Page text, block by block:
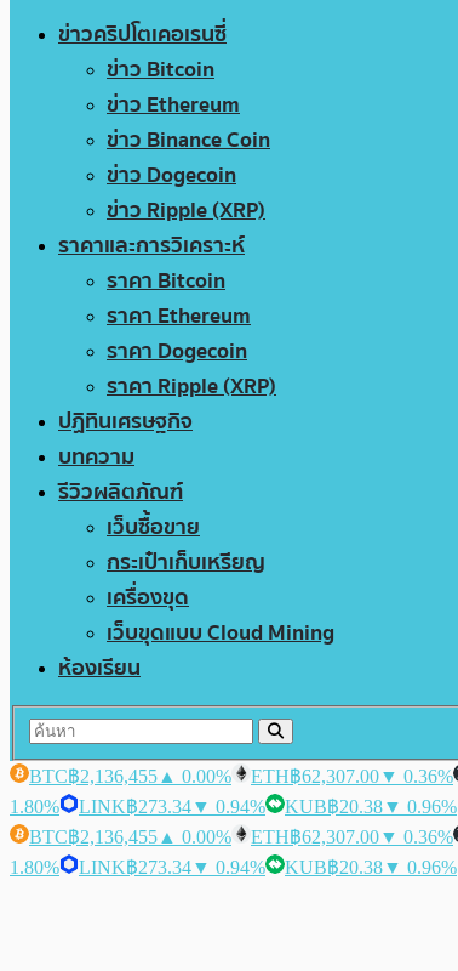
ข่าวคริปโตเคอเรนซี่
ข่าว Bitcoin
ข่าว Ethereum
ข่าว Binance Coin
ข่าว Dogecoin
ข่าว Ripple (XRP)
ราคาและการวิเคราะห์
ราคา Bitcoin
ราคา Ethereum
ราคา Dogecoin
ราคา Ripple (XRP)
ปฏิทินเศรษฐกิจ
บทความ
รีวิวผลิตภัณฑ์
เว็บซื้อขาย
กระเป๋าเก็บเหรียญ
เครื่องขุด
เว็บขุดแบบ Cloud Mining
ห้องเรียน
BTC฿2,136,455 ▲ 0.00% ETH฿62,307.00▼ 0.36%
1.80%
LINK฿273.34▼ 0.94% KUB฿20.38▼ 0.96%
BTC฿2,136,455 ▲ 0.00% ETH฿62,307.00▼ 0.36%
1.80%
LINK฿273.34▼ 0.94% KUB฿20.38▼ 0.96%